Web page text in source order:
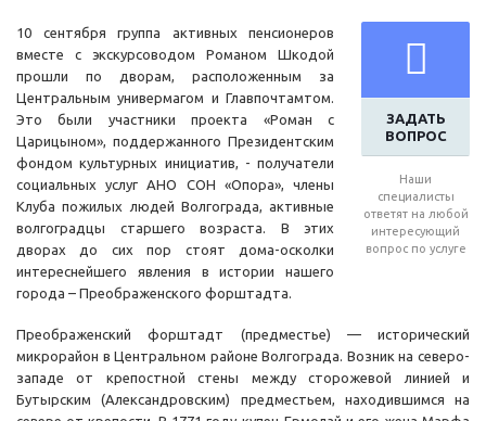
ЗАДАТЬ
ВОПРОС
Наши
специалисты
ответят на любой
интересующий
вопрос по услуге
10 сентября группа активных пенсионеров
вместе с экскурсоводом Романом Шкодой
прошли по дворам, расположенным за
Центральным универмагом и Главпочтамтом.
Это были участники проекта «Роман с
Царицыном», поддержанного Президентским
фондом культурных инициатив, - получатели
социальных услуг АНО СОН «Опора», члены
Клуба пожилых людей Волгограда, активные
волгоградцы старшего возраста. В этих
дворах до сих пор стоят дома-осколки
интереснейшего явления в истории нашего
города – Преображенского форштадта.
Преображенский форштадт (предместье) — исторический
микрорайон в Центральном районе Волгограда. Возник на северо-
западе от крепостной стены между сторожевой линией и
Бутырским (Александровским) предместьем, находившимся на